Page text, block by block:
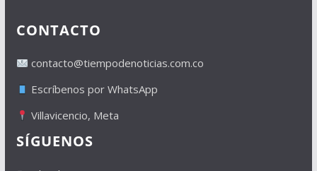
CONTACTO
contacto@tiempodenoticias.com.co
Escríbenos por WhatsApp
Villavicencio, Meta
SÍGUENOS